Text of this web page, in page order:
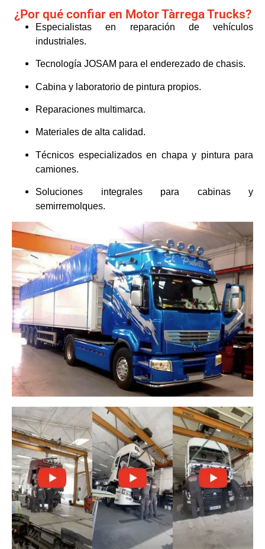
¿Por qué confiar en Motor Tàrrega Trucks?
Especialistas en reparación de vehículos
industriales.
Tecnología JOSAM para el enderezado de chasis.
Cabina y laboratorio de pintura propios.
Reparaciones multimarca.
Materiales de alta calidad.
Técnicos especializados en chapa y pintura para
camiones.
Soluciones integrales para cabinas y
semirremolques.